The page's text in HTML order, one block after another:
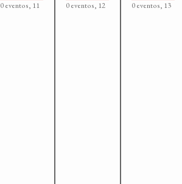
0 eventos, 11 0 eventos, 12 0 eventos, 13